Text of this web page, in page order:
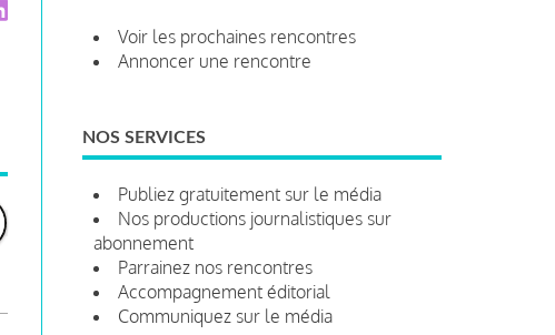
Voir les prochaines rencontres
Annoncer une rencontre
NOS SERVICES
Publiez gratuitement sur le média
Nos productions journalistiques sur
abonnement
Parrainez nos rencontres
Accompagnement éditorial
Communiquez sur le média